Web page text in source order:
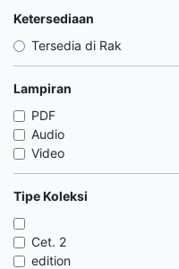
Ketersediaan
Tersedia di Rak
Lampiran
PDF
Audio
Video
Tipe Koleksi
Cet. 2
edition